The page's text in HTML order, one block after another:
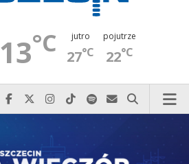
13°C jutro
27°C
pojutrze
22°C
Najlepiej po prostu do nas zadzwoń
Odwiedź nas na Facebook-u
Odwiedź nas na X
Odwiedź nas na Instagram-ie
Odwiedź nas na TikTok-u
Szukaj nas na Spotify
Wyślij do nas
Szukaj